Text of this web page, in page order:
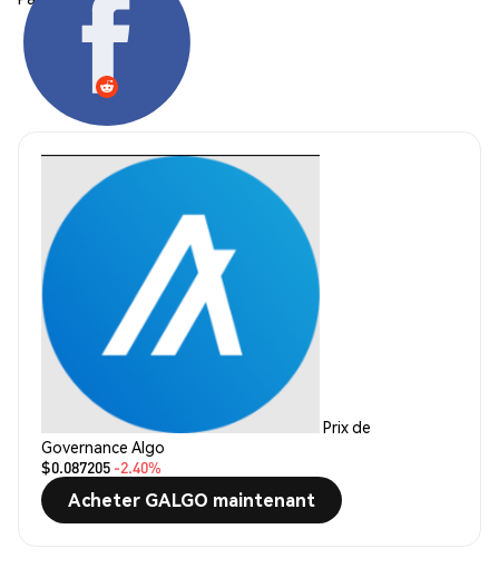
Prix de
Governance Algo
$0.087205 -2.40%
Acheter GALGO maintenant